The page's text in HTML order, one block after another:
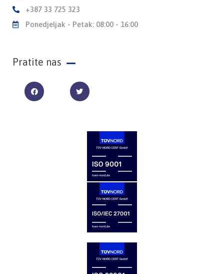
+387 33 725 323
Ponedjeljak - Petak: 08:00 - 16:00
Pratite nas